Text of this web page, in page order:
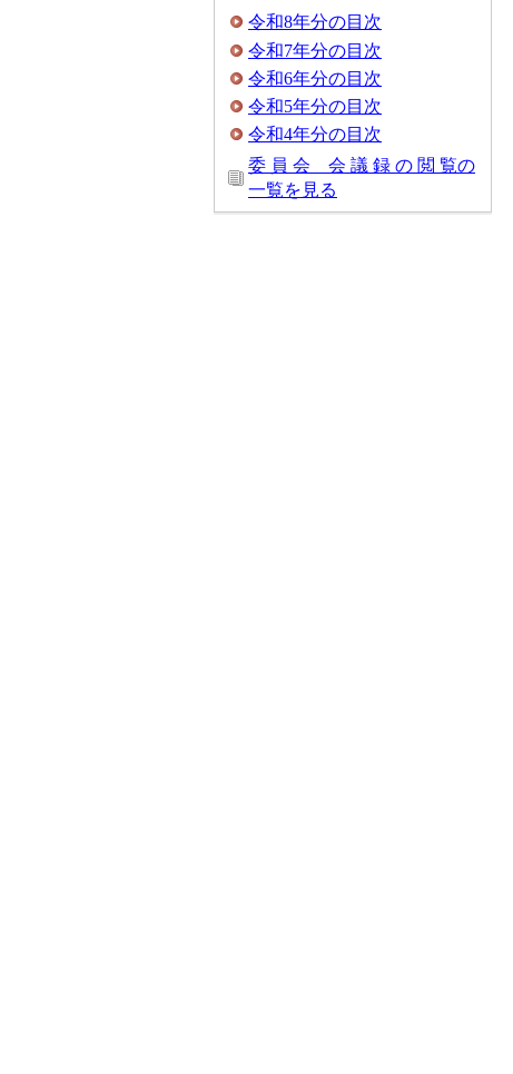
令和8年分の目次
令和7年分の目次
令和6年分の目次
令和5年分の目次
令和4年分の目次
委 員 会 会 議 録 の 閲 覧の
一覧を見る